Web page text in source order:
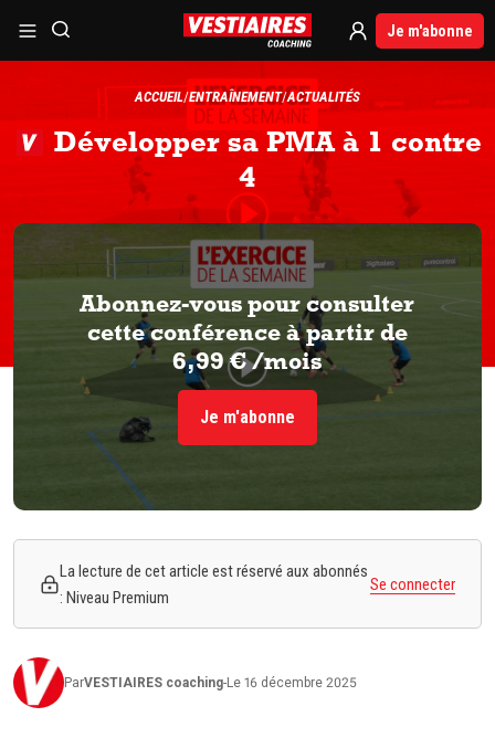
Je m'abonne
ACCUEIL ENTRAÎNEMENT ACTUALITÉS
Développer sa PMA à 1 contre
4
Abonnez-vous pour consulter
cette conférence à partir de
6,99 € /mois
Je m'abonne
La lecture de cet article est réservé aux abonnés
: Niveau Premium
Se connecter
ParVESTIAIRES coaching-Le 16 décembre 2025